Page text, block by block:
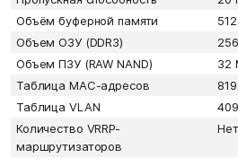
Объём буферной памяти
Объем ОЗУ (DDR3)
Объем ПЗУ (RAW NAND)
32
Таблица MAC-адресов
Таблица VLAN
Количество VRRP-
маршрутизаторов
Нет